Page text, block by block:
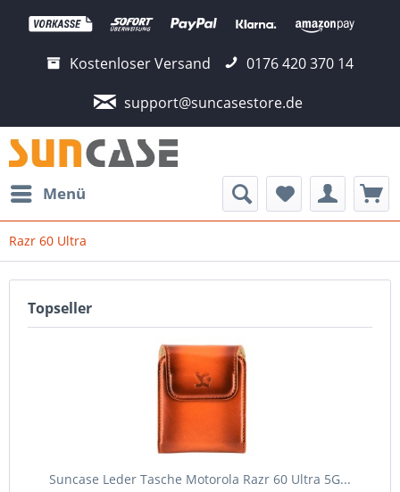
Kostenloser Versand
0176 420 370 14
support@suncasestore.de
Menü
Razr 60 Ultra
Topseller
Suncase Leder Tasche Motorola Razr 60 Ultra 5G...